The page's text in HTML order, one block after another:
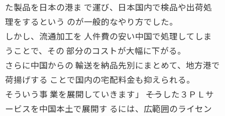
た製品を日本の港ま で運び、日本国内で検品や出荷処
理をするという のが一般的なやり方でした。
しかし、流通加工を 人件費の安い中国で処理してしま
うことで、その 部分のコストが大幅に下がる。
さらに中国からの 輸送を納品先別にまとめて、地方港で
荷揚げする ことで国内の宅配料金も抑えられる。
そういう事 業を展開していきます」 ――そうした３ＰＬサ
ービスを中国本土で展開す るには、広範囲のライセン